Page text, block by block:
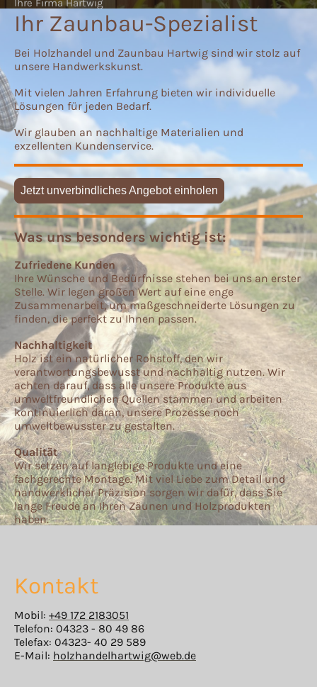
Ihre Firma Hartwig
Ihr Zaunbau-Spezialist
Bei Holzhandel und Zaunbau Hartwig sind wir stolz auf
unsere Handwerkskunst.
Mit vielen Jahren Erfahrung bieten wir individuelle
Lösungen für jeden Bedarf.
Wir glauben an nachhaltige Materialien und
exzellenten Kundenservice.
Jetzt unverbindliches Angebot einholen
Was uns besonders wichtig ist:
Zufriedene Kunden
Ihre Wünsche und Bedürfnisse stehen bei uns an erster
Stelle. Wir legen großen Wert auf eine enge
Zusammenarbeit, um maßgeschneiderte Lösungen zu
finden, die perfekt zu Ihnen passen.
Nachhaltigkeit
Holz ist ein natürlicher Rohstoff, den wir
verantwortungsbewusst und nachhaltig nutzen. Wir
achten darauf, dass alle unsere Produkte aus
umweltfreundlichen Quellen stammen und arbeiten
kontinuierlich daran, unsere Prozesse noch
umweltbewusster zu gestalten.
Qualität
Wir setzen auf langlebige Produkte und eine
fachgerechte Montage. Mit viel Liebe zum Detail und
handwerklicher Präzision sorgen wir dafür, dass Sie
lange Freude an Ihren Zäunen und Holzprodukten
haben.
Kontakt
Mobil: +49 172 2183051
Telefon: 04323 - 80 49 86
Telefax: 04323- 40 29 589
E-Mail: holzhandelhartwig@web.de